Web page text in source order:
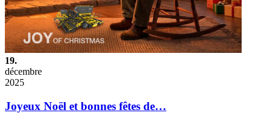
19.
décembre
2025
Joyeux Noël et bonnes fêtes de…